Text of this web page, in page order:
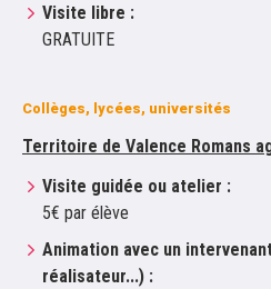
Visite libre :
GRATUITE
Collèges, lycées, universités
Territoire de Valence Romans
Visite guidée ou atelier :
5€ par élève
Animation avec un
réalisateur...) :